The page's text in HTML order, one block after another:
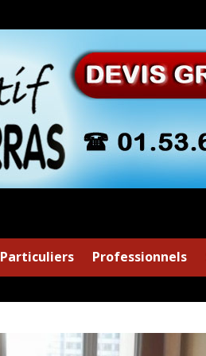
Particuliers Professionnels